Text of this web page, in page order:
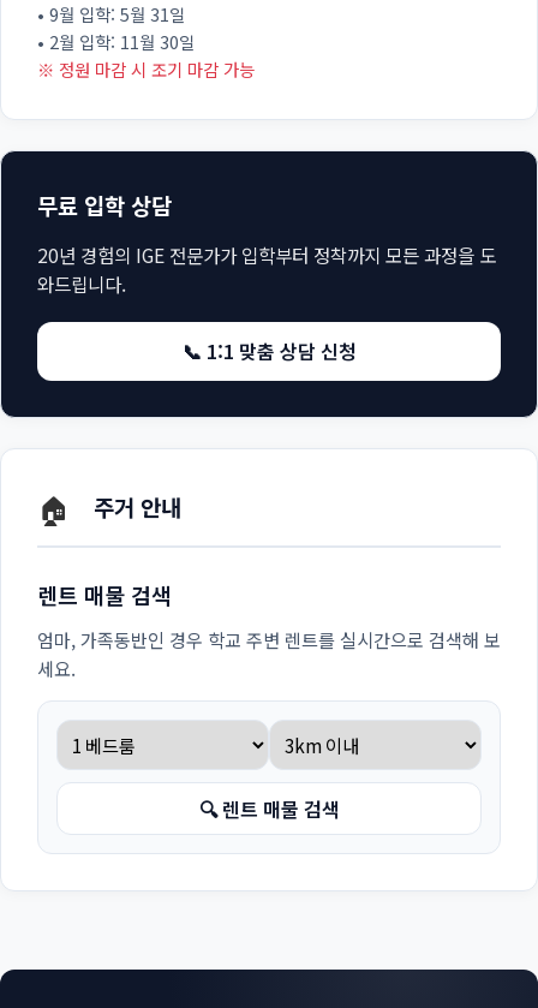
• 9월 입학: 5월 31일
• 2월 입학: 11월 30일
※ 정원 마감 시 조기 마감 가능
무료 입학 상담
20년 경험의 IGE 전문가가 입학부터 정착까지 모든 과정을 도
와드립니다.
📞 1:1 맞춤 상담 신청
🏠 주거 안내
렌트 매물 검색
엄마, 가족동반인 경우 학교 주변 렌트를 실시간으로 검색해 보
세요.
🔍 렌트 매물 검색